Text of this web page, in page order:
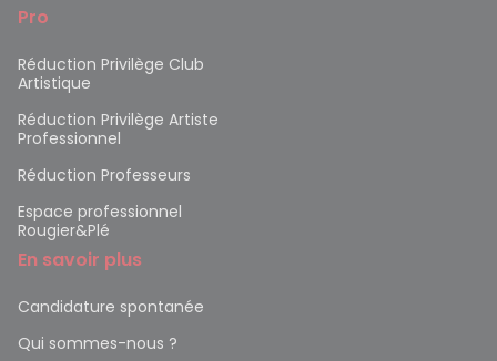
Pro
Réduction Privilège Club
Artistique
Réduction Privilège Artiste
Professionnel
Réduction Professeurs
Espace professionnel
Rougier&Plé
En savoir plus
Candidature spontanée
Qui sommes-nous ?